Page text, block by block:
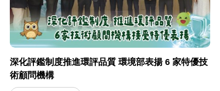
深化評鑑制度推進環評品質 環境部表揚 6 家特優技
術顧問機構